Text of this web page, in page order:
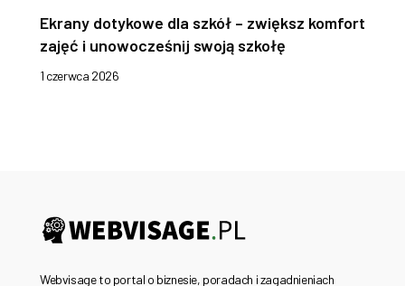
Ekrany dotykowe dla szkół – zwiększ komfort
zajęć i unowocześnij swoją szkołę
1 czerwca 2026
Webvisage to portal o biznesie, poradach i zagadnieniach